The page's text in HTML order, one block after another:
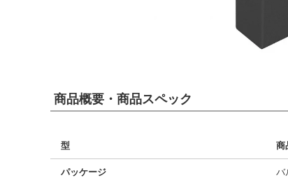
商品概要・商品スペック
型 商
パッケージ バ